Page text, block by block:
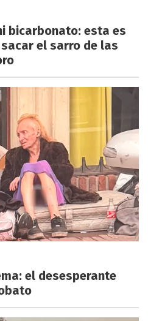
bicarbonato: esta es
sacar el sarro de las
el desesperante